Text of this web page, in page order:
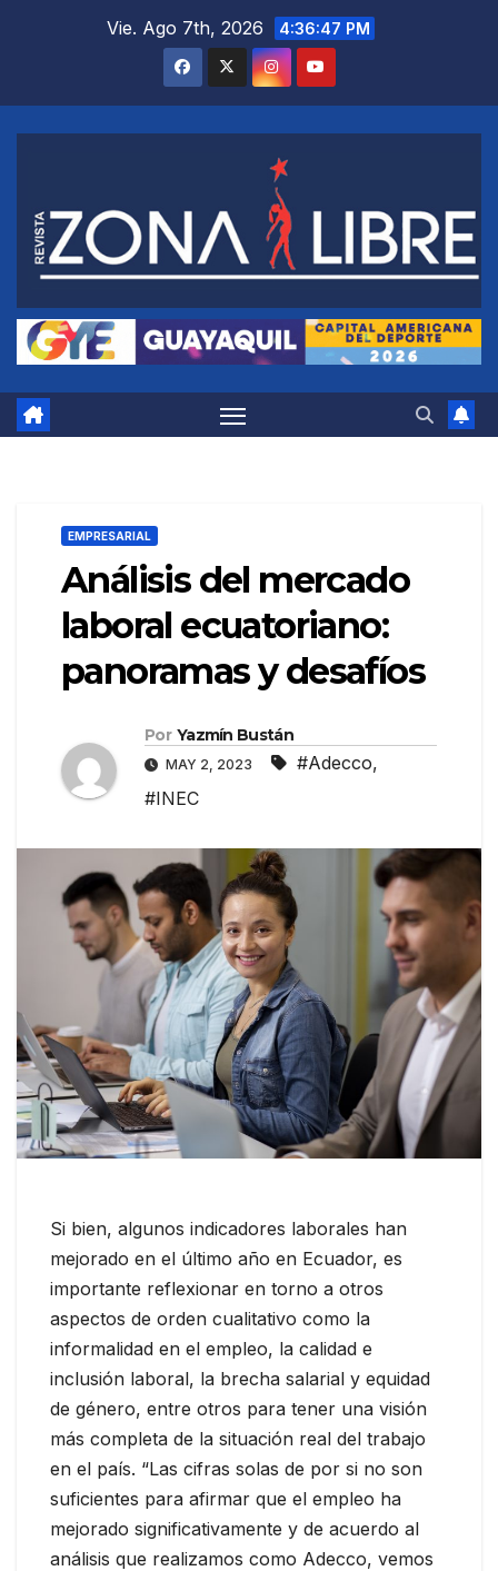
Vie. Ago 7th, 2026 4:36:48 PM
EMPRESARIAL
Análisis del mercado
laboral ecuatoriano:
panoramas y desafíos
Por Yazmín Bustán
MAY 2, 2023 #Adecco,
#INEC
Si bien, algunos indicadores laborales han
mejorado en el último año en Ecuador, es
importante reflexionar en torno a otros
aspectos de orden cualitativo como la
informalidad en el empleo, la calidad e
inclusión laboral, la brecha salarial y equidad
de género, entre otros para tener una visión
más completa de la situación real del trabajo
en el país. “Las cifras solas de por si no son
suficientes para afirmar que el empleo ha
mejorado significativamente y de acuerdo al
análisis que realizamos como Adecco, vemos